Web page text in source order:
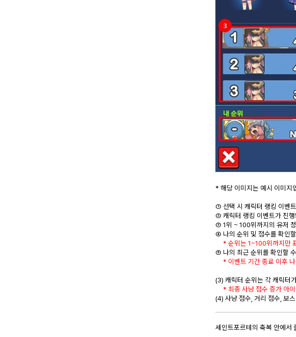
* 해당 이미지는 예시 이미지
① 선택 시 캐릭터 랭킹 이벤
② 캐릭터 랭킹 이벤트가 진
③ 1위 ~ 100위까지의 유저
④ 나의 순위 및 점수를 확인
* 순위는 1~100위까지만
⑤ 나의 최근 순위를 확인할
* 이벤트 기간 종료 이후 나
(3) 캐릭터 순위는 각 캐릭터
* 최종 사냥 점수 증가 아이
(4) 사냥 점수, 거리 점수, 보
세인트포르테의 축복 안에서